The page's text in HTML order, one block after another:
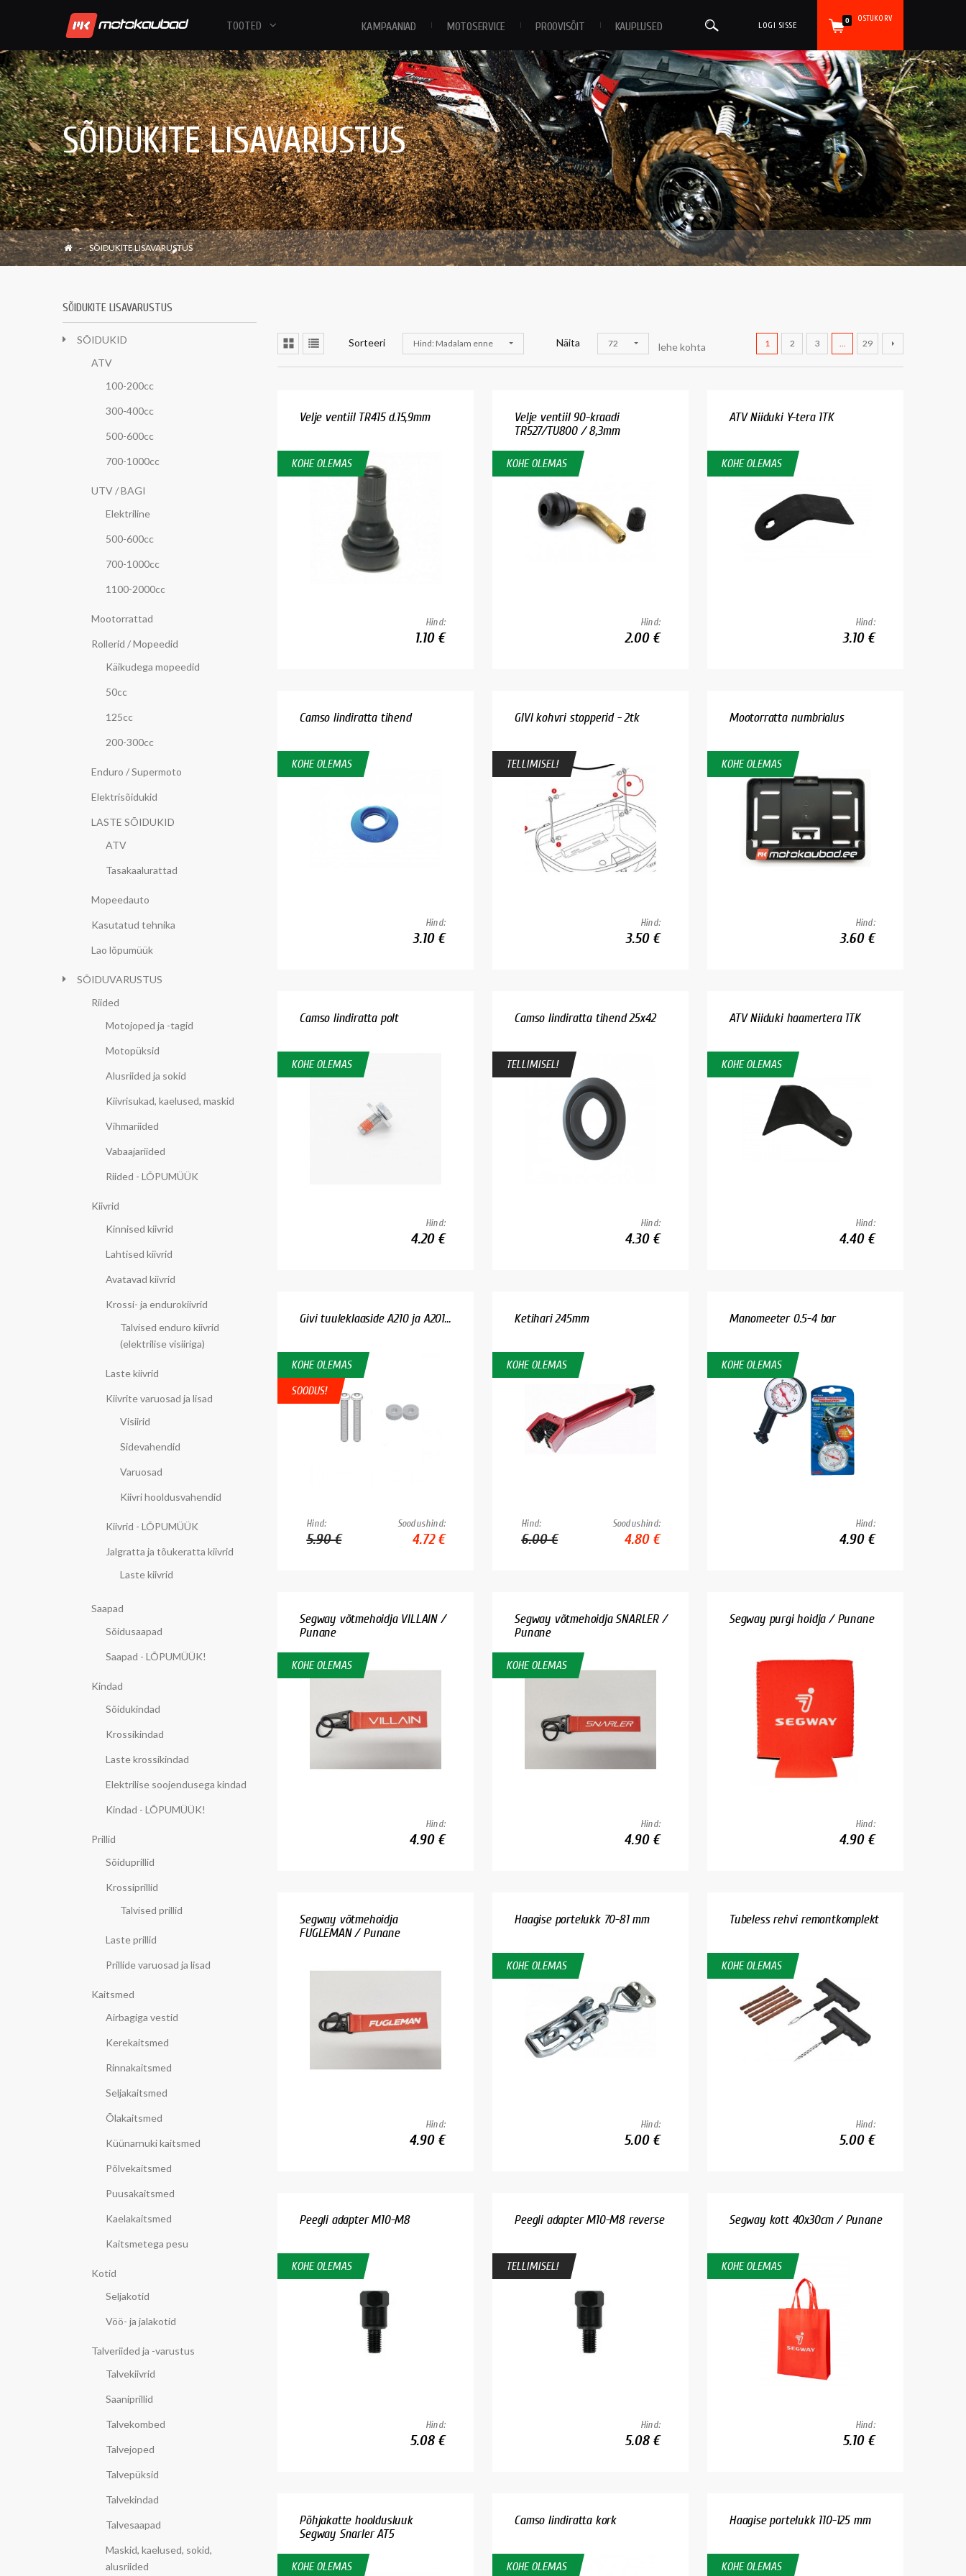
OSTUKORV
0
LOGI SISSE
KAMPAANIAD MOTOSERVICE PROOVISÕIT KAUPLUSED
TOOTED
SÕIDUKITE LISAVARUSTUS
SÕIDUKITE LISAVARUSTUS
SÕIDUKITE LISAVARUSTUS
SÕIDUKID
ATV
100-200cc
300-400cc
500-600cc
700-1000cc
UTV / BAGI
Elektriline
500-600cc
700-1000cc
1100-2000cc
Mootorrattad
Rollerid / Mopeedid
Käikudega mopeedid
50cc
125cc
200-300cc
Enduro / Supermoto
Elektrisõidukid
LASTE SÕIDUKID
ATV
Tasakaalurattad
Mopeedauto
Kasutatud tehnika
Lao lõpumüük
SÕIDUVARUSTUS
Riided
Motojoped ja -tagid
Motopüksid
Alusriided ja sokid
Kiivrisukad, kaelused, maskid
Vihmariided
Vabaajariided
Riided - LÕPUMÜÜK
Kiivrid
Kinnised kiivrid
Lahtised kiivrid
Avatavad kiivrid
Krossi- ja endurokiivrid
Talvised enduro kiivrid
(elektrilise visiiriga)
Laste kiivrid
Kiivrite varuosad ja lisad
Visiirid
Sidevahendid
Varuosad
Kiivri hooldusvahendid
Kiivrid - LÕPUMÜÜK
Jalgratta ja tõukeratta kiivrid
Laste kiivrid
Saapad
Sõidusaapad
Saapad - LÕPUMÜÜK!
Kindad
Sõidukindad
Krossikindad
Laste krossikindad
Elektrilise soojendusega kindad
Kindad - LÕPUMÜÜK!
Prillid
Sõiduprillid
Krossiprillid
Talvised prillid
Laste prillid
Prillide varuosad ja lisad
Kaitsmed
Airbagiga vestid
Kerekaitsmed
Rinnakaitsmed
Seljakaitsmed
Õlakaitsmed
Küünarnuki kaitsmed
Põlvekaitsmed
Puusakaitsmed
Kaelakaitsmed
Kaitsmetega pesu
Kotid
Seljakotid
Vöö- ja jalakotid
Talveriided ja -varustus
Talvekiivrid
Saaniprillid
Talvekombed
Talvejoped
Talvepüksid
Talvekindad
Talvesaapad
Maskid, kaelused, sokid,
alusriided
Sorteeri Hind: Madalam enne Näita 72 lehe kohta 1 2 3 ... 29
Velje ventiil TR415 d.15,9mm
KOHE OLEMAS
Hind:
1.10 €
Velje ventiil 90-kraadi
TR527/TU800 / 8,3mm
KOHE OLEMAS
Hind:
2.00 €
ATV Niiduki Y-tera 1TK
KOHE OLEMAS
Hind:
3.10 €
Camso lindiratta tihend
KOHE OLEMAS
Hind:
3.10 €
GIVI kohvri stopperid - 2tk
TELLIMISEL!
Hind:
3.50 €
Mootorratta numbrialus
KOHE OLEMAS
Hind:
3.60 €
Camso lindiratta polt
KOHE OLEMAS
Hind:
4.20 €
Camso lindiratta tihend 25x42
TELLIMISEL!
Hind:
4.30 €
ATV Niiduki haamertera 1TK
KOHE OLEMAS
Hind:
4.40 €
Givi tuuleklaaside A210 ja A201...
KOHE OLEMAS
SOODUS!
Hind:
5.90 €
Soodushind:
4.72 €
Ketihari 245mm
KOHE OLEMAS
Hind:
6.00 €
Soodushind:
4.80 €
Manomeeter 0.5-4 bar
KOHE OLEMAS
Hind:
4.90 €
Segway võtmehoidja VILLAIN /
Punane
KOHE OLEMAS
Hind:
4.90 €
Segway võtmehoidja SNARLER /
Punane
KOHE OLEMAS
Hind:
4.90 €
Segway purgi hoidja / Punane
Hind:
4.90 €
Segway võtmehoidja
FUGLEMAN / Punane
Hind:
4.90 €
Haagise portelukk 70-81 mm
KOHE OLEMAS
Hind:
5.00 €
Tubeless rehvi remontkomplekt
KOHE OLEMAS
Hind:
5.00 €
Peegli adapter M10-M8
KOHE OLEMAS
Hind:
5.08 €
Peegli adapter M10-M8 reverse
TELLIMISEL!
Hind:
5.08 €
Segway kott 40x30cm / Punane
KOHE OLEMAS
Hind:
5.10 €
Põhjakatte hooldusluuk
Segway Snarler AT5
KOHE OLEMAS
Camso lindiratta kork
KOHE OLEMAS
Haagise portelukk 110-125 mm
KOHE OLEMAS